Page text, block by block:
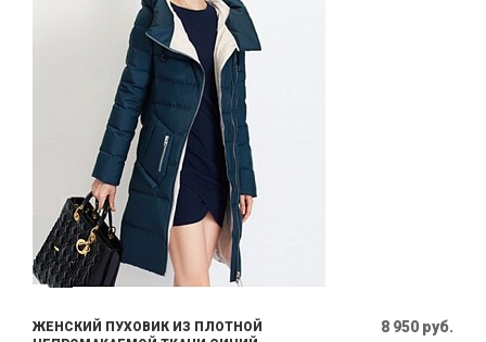
ЖЕНСКИЙ ПУХОВИК ИЗ ПЛОТНОЙ
8 950 руб.